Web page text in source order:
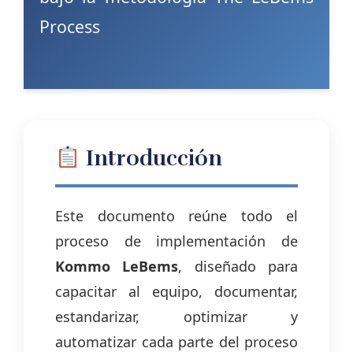
Process
Introducción
Este documento reúne todo el
proceso de implementación de
Kommo LeBems, diseñado para
capacitar al equipo, documentar,
estandarizar, optimizar y
automatizar cada parte del proceso